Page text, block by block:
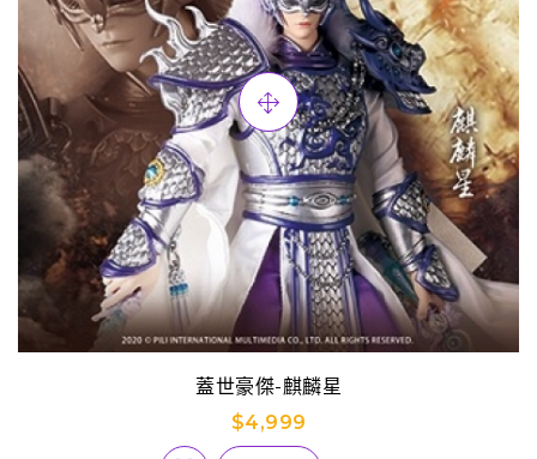
蓋世豪傑-麒麟星
$4,999